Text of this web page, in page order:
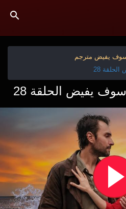
يفيض مترجم
28
يفيض الحلقة 28